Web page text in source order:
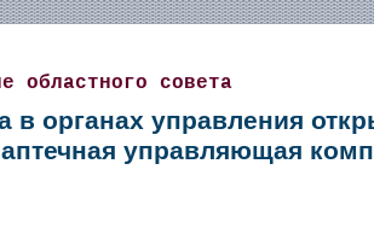
областного совета
в органах управления
управляющая